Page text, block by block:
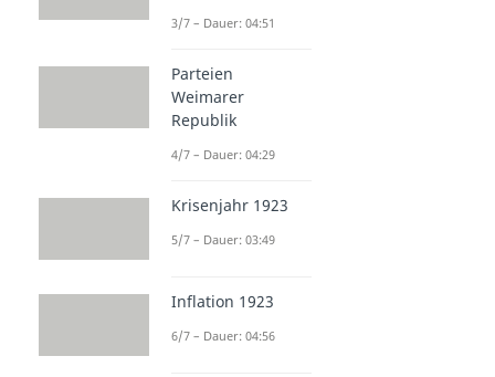
3/7 – Dauer: 04:51
Parteien
Weimarer
Republik
4/7 – Dauer: 04:29
Krisenjahr 1923
5/7 – Dauer: 03:49
Inflation 1923
6/7 – Dauer: 04:56